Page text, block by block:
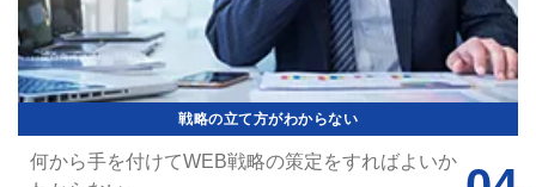
戦略の立て方がわからない
何から手を付けてWEB戦略の策定をすればよいか